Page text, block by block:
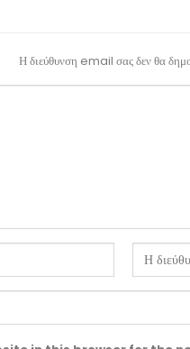
Η διεύθυνση email σας δεν θα